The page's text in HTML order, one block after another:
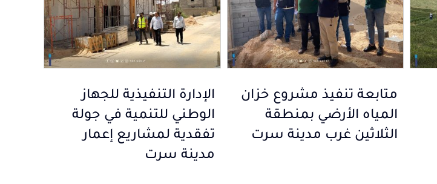
متابعة تنفيذ مشروع خزان
المياه الأرضي بمنطقة
الثلاثين غرب مدينة سرت
الإدارة التنفيذية للجهاز
الوطني للتنمية في جولة
تفقدية لمشاريع إعمار
مدينة سرت